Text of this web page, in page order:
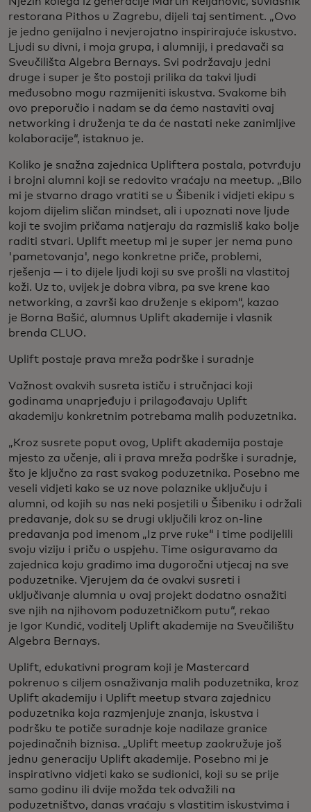
restorana Pithos u Zagrebu, dijeli taj sentiment. „Ovo
je jedno genijalno i nevjerojatno inspirirajuće iskustvo.
Ljudi su divni, i moja grupa, i alumniji, i predavači sa
Sveučilišta Algebra Bernays. Svi podržavaju jedni
druge i super je što postoji prilika da takvi ljudi
međusobno mogu razmijeniti iskustva. Svakome bih
ovo preporučio i nadam se da ćemo nastaviti ovaj
networking i druženja te da će nastati neke zanimljive
kolaboracije“, istaknuo je.
Koliko je snažna zajednica Upliftera postala, potvrđuju
i brojni alumni koji se redovito vraćaju na meetup. „Bilo
mi je stvarno drago vratiti se u Šibenik i vidjeti ekipu s
kojom dijelim sličan mindset, ali i upoznati nove ljude
koji te svojim pričama natjeraju da razmisliš kako bolje
raditi stvari. Uplift meetup mi je super jer nema puno
'pametovanja', nego konkretne priče, problemi,
rješenja — i to dijele ljudi koji su sve prošli na vlastitoj
koži. Uz to, uvijek je dobra vibra, pa sve krene kao
networking, a završi kao druženje s ekipom“, kazao
je Borna Bašić, alumnus Uplift akademije i vlasnik
brenda CLUO.
Uplift postaje prava mreža podrške i suradnje
Važnost ovakvih susreta ističu i stručnjaci koji
godinama unaprjeđuju i prilagođavaju Uplift
akademiju konkretnim potrebama malih poduzetnika.
„Kroz susrete poput ovog, Uplift akademija postaje
mjesto za učenje, ali i prava mreža podrške i suradnje,
što je ključno za rast svakog poduzetnika. Posebno me
veseli vidjeti kako se uz nove polaznike uključuju i
alumni, od kojih su nas neki posjetili u Šibeniku i održali
predavanje, dok su se drugi uključili kroz on-line
predavanja pod imenom „Iz prve ruke“ i time podijelili
svoju viziju i priču o uspjehu. Time osiguravamo da
zajednica koju gradimo ima dugoročni utjecaj na sve
poduzetnike. Vjerujem da će ovakvi susreti i
uključivanje alumnia u ovaj projekt dodatno osnažiti
sve njih na njihovom poduzetničkom putu“, rekao
je Igor Kundić, voditelj Uplift akademije na Sveučilištu
Algebra Bernays.
Uplift, edukativni program koji je Mastercard
pokrenuo s ciljem osnaživanja malih poduzetnika, kroz
Uplift akademiju i Uplift meetup stvara zajednicu
poduzetnika koja razmjenjuje znanja, iskustva i
podršku te potiče suradnje koje nadilaze granice
pojedinačnih biznisa. „Uplift meetup zaokružuje još
jednu generaciju Uplift akademije. Posebno mi je
inspirativno vidjeti kako se sudionici, koji su se prije
samo godinu ili dvije možda tek odvažili na
poduzetništvo, danas vraćaju s vlastitim iskustvima i